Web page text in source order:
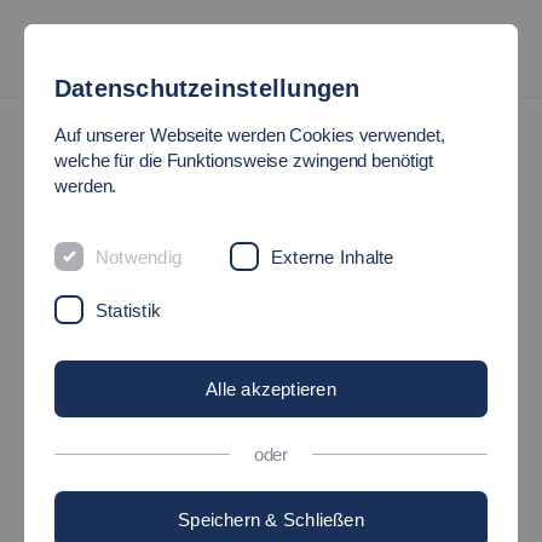
ABTEILUNG
PERSONALMANAGEMENT
Die Abteilung Personalmanagement stellt
sich vor
Leitung
Datenschutzeinstellungen
Auf unserer Webseite werden Cookies verwendet,
welche für die Funktionsweise zwingend benötigt
werden.
Notwendig Externe Inhalte
Statistik
Alle akzeptieren
oder
Speichern & Schließen